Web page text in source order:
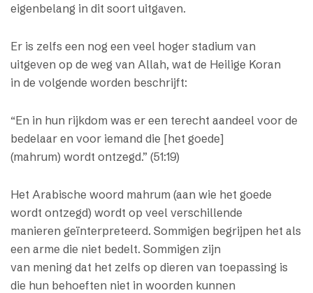
eigenbelang in dit soort uitgaven.
Er is zelfs een nog een veel hoger stadium van
uitgeven op de weg van Allah, wat de Heilige Koran
in de volgende worden beschrijft:
“En in hun rijkdom was er een terecht aandeel voor de
bedelaar en voor iemand die [het goede]
(mahrum) wordt ontzegd.” (51:19)
Het Arabische woord mahrum (aan wie het goede
wordt ontzegd) wordt op veel verschillende
manieren geïnterpreteerd. Sommigen begrijpen het als
een arme die niet bedelt. Sommigen zijn
van mening dat het zelfs op dieren van toepassing is
die hun behoeften niet in woorden kunnen